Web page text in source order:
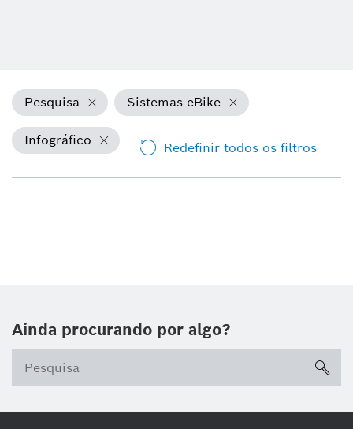
Pesquisa Sistemas eBike
Infográfico Redefinir todos os filtros
Ainda procurando por algo?